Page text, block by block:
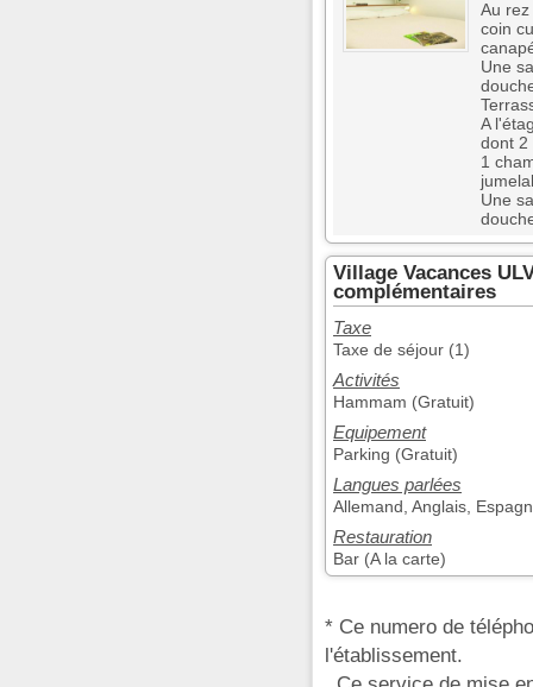
Au
coin
Une
A
dont 2
1
Une
Village Vacances
complémentaires
Taxe
Taxe de séjour (1)
Activités
Hammam (Gratuit)
Equipement
Parking (Gratuit)
Langues parlées
Allemand, Anglais,
Restauration
Bar (A la carte)
* Ce numero de
l'établissement.